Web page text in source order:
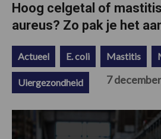
Hoog celgetal of
aureus? Zo pak je het
Actueel E. coli Mastitis
Uiergezondheid 7